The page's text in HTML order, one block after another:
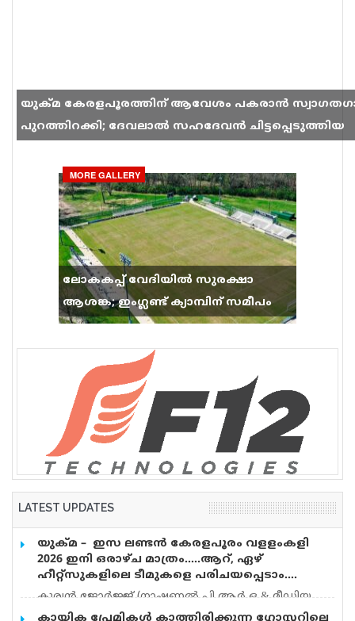
യുക്മ കേരളപൂരത്തിന് ആവേശം പകരാൻ
പുറത്തിറക്കി; ദേവലാൽ സഹദേവൻ ചിട്ടപ്പെടുത്തിയ
MORE GALLERY
ലോകകപ്പ് വേദിയിൽ സുരക്ഷാ
ആശങ്ക; ഇംഗ്ലണ്ട് ക്യാമ്പിന് സമീപം
വെടിവെപ്പ്, 9 പേർക്ക് പരിക്ക്
LATEST UPDATES
യുക്മ – ഇസ ലണ്ടൻ കേരളപൂരം വളളംകളി
2026 ഇനി ഒരാഴ്ച മാത്രം…..ആറ്, ഏഴ്
ഹീറ്റ്സുകളിലെ ടീമുകളെ പരിചയപ്പെടാം….
കുര്യൻ ജോർജ്ജ് (നാഷണൽ പി.ആർ.ഒ & മീഡിയ
കോർഡിനേറ്റർ) യുക്മ – ഇസ ലണ്ടൻ കേരളപൂരം
കായിക പ്രേമികള്‍ കാത്തിരിക്കുന്ന ഗ്ലോസ്റ്ററിലെ